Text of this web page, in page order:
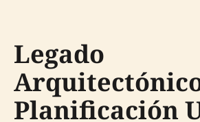
Legado
Planificación